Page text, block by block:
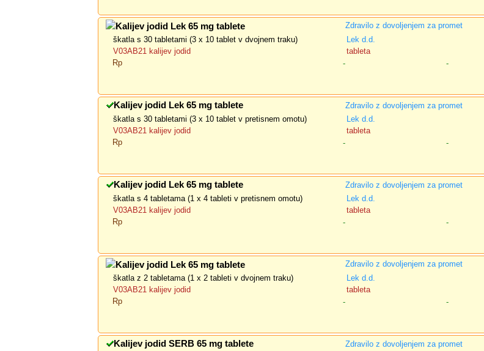
Kalijev jodid Lek 65 mg tablete Zdravilo z dovoljenjem za promet
škatla s 30 tabletami (3 x 10 tablet v dvojnem traku)
Lek d.d.
V03AB21 kalijev jodid
tableta
Rp
- -
Kalijev jodid Lek 65 mg tablete Zdravilo z dovoljenjem za promet
škatla s 30 tabletami (3 x 10 tablet v pretisnem omotu)
Lek d.d.
V03AB21 kalijev jodid
tableta
Rp
- -
Kalijev jodid Lek 65 mg tablete Zdravilo z dovoljenjem za promet
škatla s 4 tabletama (1 x 4 tableti v pretisnem omotu)
Lek d.d.
V03AB21 kalijev jodid
tableta
Rp
- -
Kalijev jodid Lek 65 mg tablete Zdravilo z dovoljenjem za promet
škatla z 2 tabletama (1 x 2 tableti v dvojnem traku)
Lek d.d.
V03AB21 kalijev jodid
tableta
Rp
- -
Kalijev jodid SERB 65 mg tablete Zdravilo z dovoljenjem za promet